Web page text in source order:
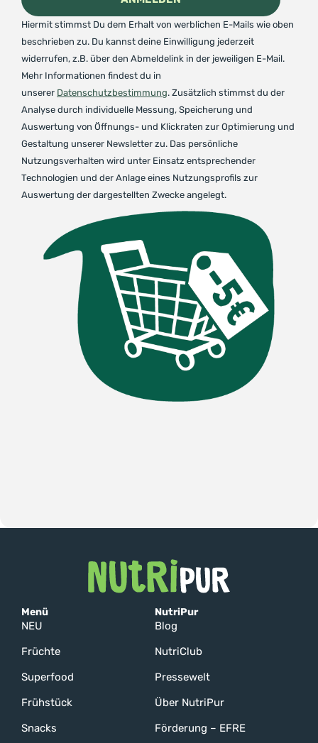
Hiermit stimmst Du dem Erhalt von werblichen E-Mails wie oben
beschrieben zu. Du kannst deine Einwilligung jederzeit
widerrufen, z.B. über den Abmeldelink in der jeweiligen E-Mail.
Mehr Informationen findest du in
unserer Datenschutzbestimmung. Zusätzlich stimmst du der
Analyse durch individuelle Messung, Speicherung und
Auswertung von Öffnungs- und Klickraten zur Optimierung und
Gestaltung unserer Newsletter zu. Das persönliche
Nutzungsverhalten wird unter Einsatz entsprechender
Technologien und der Anlage eines Nutzungsprofils zur
Auswertung der dargestellten Zwecke angelegt.
Menü
NEU
Früchte
Superfood
Frühstück
Snacks
NutriPur
Blog
NutriClub
Pressewelt
Über NutriPur
Förderung – EFRE